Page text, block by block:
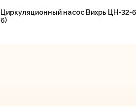
Циркуляционный насос Вихрь ЦН-
6)